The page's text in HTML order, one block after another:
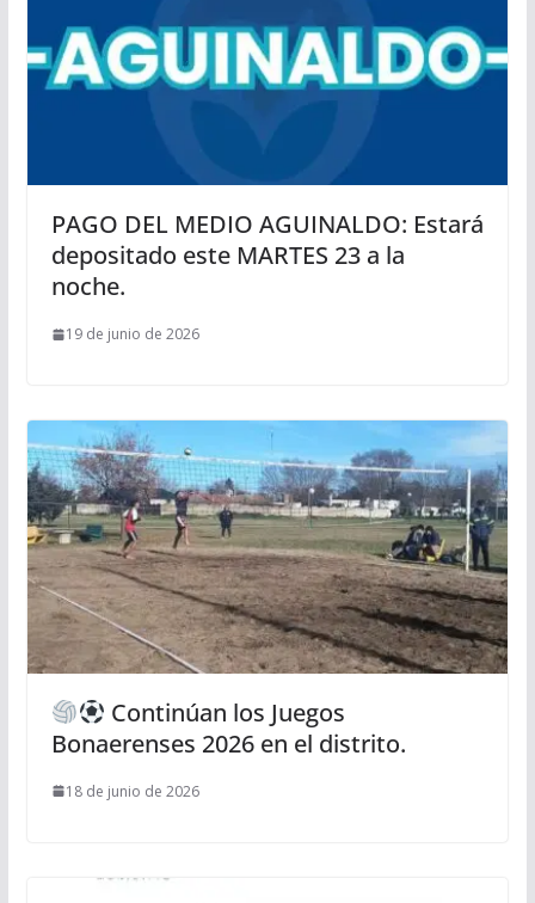
PAGO DEL MEDIO AGUINALDO: Estará
depositado este MARTES 23 a la
noche.
19 de junio de 2026
Continúan los Juegos
Bonaerenses 2026 en el distrito.
18 de junio de 2026